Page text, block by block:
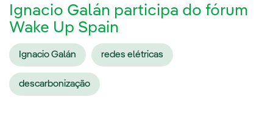
Ignacio Galán participa do fórum
Wake Up Spain
Ignacio Galán redes elétricas
descarbonização